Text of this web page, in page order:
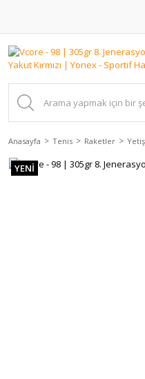
Anasayfa Tenis Raketler
YENİ